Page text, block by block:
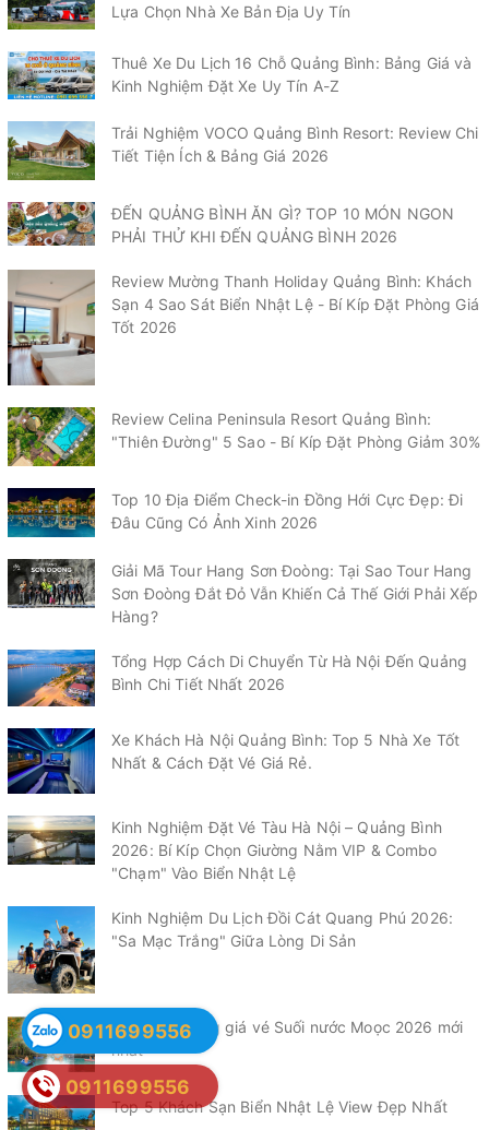
Lựa Chọn Nhà Xe Bản Địa Uy Tín
Thuê Xe Du Lịch 16 Chỗ Quảng Bình: Bảng Giá và
Kinh Nghiệm Đặt Xe Uy Tín A-Z
Trải Nghiệm VOCO Quảng Bình Resort: Review Chi
Tiết Tiện Ích & Bảng Giá 2026
ĐẾN QUẢNG BÌNH ĂN GÌ? TOP 10 MÓN NGON
PHẢI THỬ KHI ĐẾN QUẢNG BÌNH 2026
Review Mường Thanh Holiday Quảng Bình: Khách
Sạn 4 Sao Sát Biển Nhật Lệ - Bí Kíp Đặt Phòng Giá
Tốt 2026
Review Celina Peninsula Resort Quảng Bình:
"Thiên Đường" 5 Sao - Bí Kíp Đặt Phòng Giảm 30%
Top 10 Địa Điểm Check-in Đồng Hới Cực Đẹp: Đi
Đâu Cũng Có Ảnh Xinh 2026
Giải Mã Tour Hang Sơn Đoòng: Tại Sao Tour Hang
Sơn Đoòng Đắt Đỏ Vẫn Khiến Cả Thế Giới Phải Xếp
Hàng?
Tổng Hợp Cách Di Chuyển Từ Hà Nội Đến Quảng
Bình Chi Tiết Nhất 2026
Xe Khách Hà Nội Quảng Bình: Top 5 Nhà Xe Tốt
Nhất & Cách Đặt Vé Giá Rẻ.
Kinh Nghiệm Đặt Vé Tàu Hà Nội – Quảng Bình
2026: Bí Kíp Chọn Giường Nằm VIP & Combo
"Chạm" Vào Biển Nhật Lệ
Kinh Nghiệm Du Lịch Đồi Cát Quang Phú 2026:
"Sa Mạc Trắng" Giữa Lòng Di Sản
Cập nhật Bảng giá vé Suối nước Moọc 2026 mới
nhất
Top 5 Khách Sạn Biển Nhật Lệ View Đẹp Nhất
0911699556
0911699556